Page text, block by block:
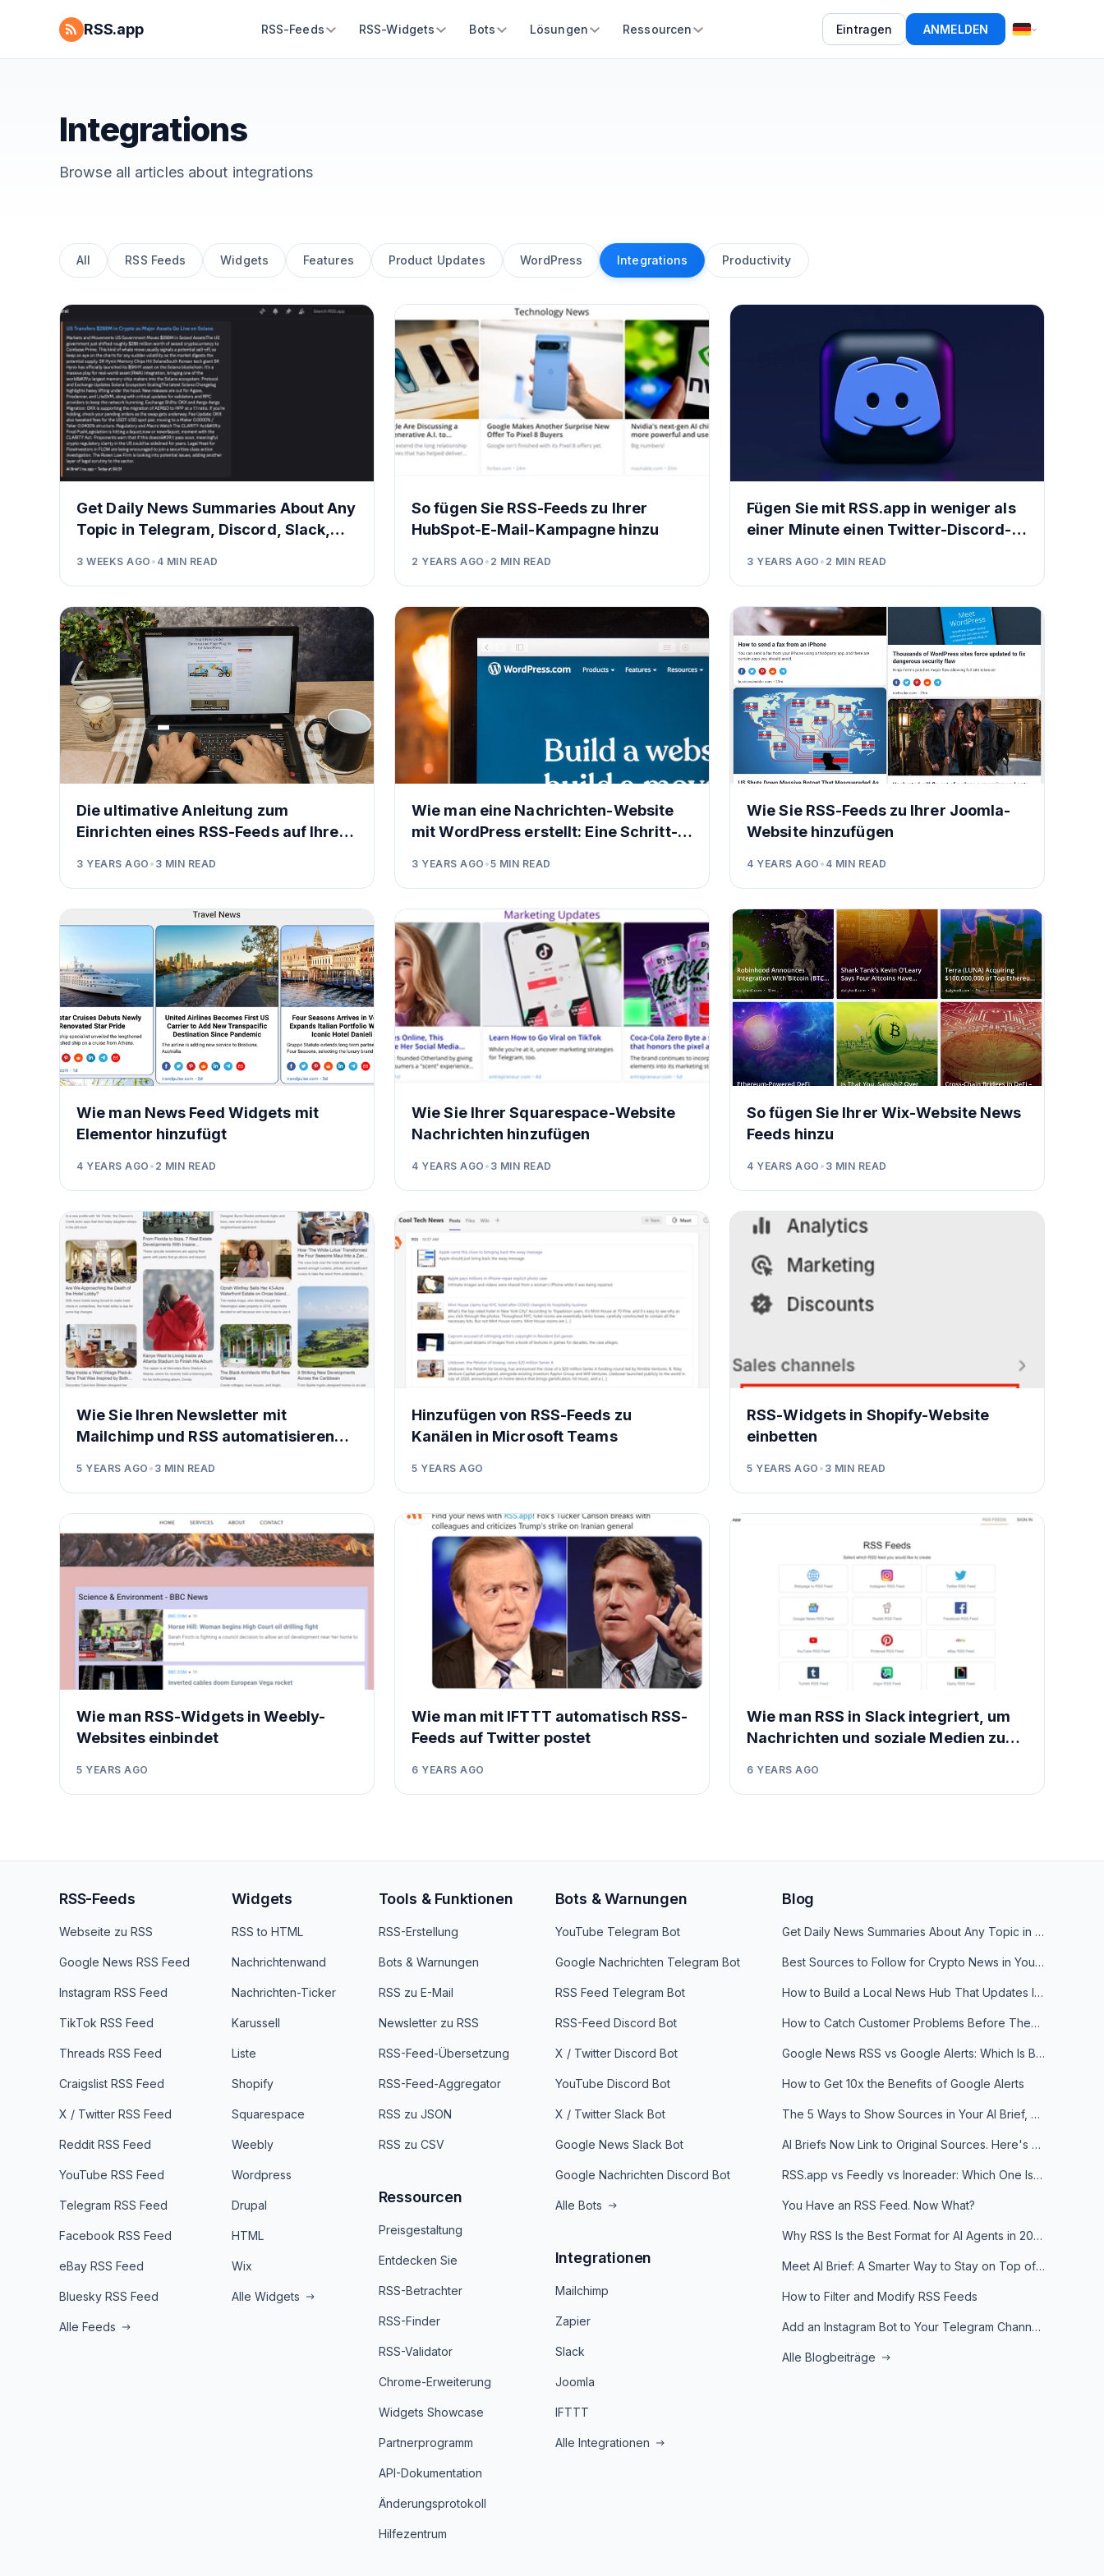
RSS.app RSS-Feeds RSS-Widgets Bots Lösungen Ressourcen Eintragen ANMELDEN
Integrations
Browse all articles about integrations
All RSS Feeds Widgets Features Product Updates WordPress Integrations Productivity
Get Daily News Summaries About Any
Topic in Telegram, Discord, Slack,
3 WEEKS AGO • 4 MIN READ
So fügen Sie RSS-Feeds zu Ihrer
HubSpot-E-Mail-Kampagne hinzu
2 YEARS AGO • 2 MIN READ
Fügen Sie mit RSS.app in weniger als
einer Minute einen Twitter-Discord-
3 YEARS AGO • 2 MIN READ
Die ultimative Anleitung zum
Einrichten eines RSS-Feeds auf Ihrer
3 YEARS AGO • 3 MIN READ
Wie man eine Nachrichten-Website
mit WordPress erstellt: Eine Schritt-
3 YEARS AGO •5 MIN READ
Wie Sie RSS-Feeds zu Ihrer Joomla-
Website hinzufügen
4 YEARS AGO • 4 MIN READ
Wie man News Feed Widgets mit
Elementor hinzufügt
4 YEARS AGO • 2 MIN READ
Wie Sie Ihrer Squarespace-Website
Nachrichten hinzufügen
4 YEARS AGO • 3 MIN READ
So fügen Sie Ihrer Wix-Website News
Feeds hinzu
4 YEARS AGO • 3 MIN READ
Wie Sie Ihren Newsletter mit
Mailchimp und RSS automatisieren
5 YEARS AGO • 3 MIN READ
Hinzufügen von RSS-Feeds zu
Kanälen in Microsoft Teams
5 YEARS AGO
RSS-Widgets in Shopify-Website
einbetten
5 YEARS AGO • 3 MIN READ
Wie man RSS-Widgets in Weebly-
Websites einbindet
5 YEARS AGO
Wie man mit IFTTT automatisch RSS-
Feeds auf Twitter postet
6 YEARS AGO
Wie man RSS in Slack integriert, um
Nachrichten und soziale Medien zu
6 YEARS AGO
RSS-Feeds
Webseite zu RSS
Google News RSS Feed
Instagram RSS Feed
TikTok RSS Feed
Threads RSS Feed
Craigslist RSS Feed
X / Twitter RSS Feed
Reddit RSS Feed
YouTube RSS Feed
Telegram RSS Feed
Facebook RSS Feed
eBay RSS Feed
Bluesky RSS Feed
Alle Feeds
Widgets
RSS to HTML
Nachrichtenwand
Nachrichten-Ticker
Karussell
Liste
Shopify
Squarespace
Weebly
Wordpress
Drupal
HTML
Wix
Alle Widgets
Tools & Funktionen
RSS-Erstellung
Bots & Warnungen
RSS zu E-Mail
Newsletter zu RSS
RSS-Feed-Übersetzung
RSS-Feed-Aggregator
RSS zu JSON
RSS zu CSV
Ressourcen
Preisgestaltung
Entdecken Sie
RSS-Betrachter
RSS-Finder
RSS-Validator
Chrome-Erweiterung
Widgets Showcase
Partnerprogramm
API-Dokumentation
Änderungsprotokoll
Hilfezentrum
Bots & Warnungen
YouTube Telegram Bot
Google Nachrichten Telegram Bot
RSS Feed Telegram Bot
RSS-Feed Discord Bot
X / Twitter Discord Bot
YouTube Discord Bot
X / Twitter Slack Bot
Google News Slack Bot
Google Nachrichten Discord Bot
Alle Bots
Integrationen
Mailchimp
Zapier
Slack
Joomla
IFTTT
Alle Integrationen
Blog
Get Daily News Summaries About Any Topic in Telegram, Discord, Slack, and Email
Best Sources to Follow for Crypto News in Your Reader (2026)
How to Build a Local News Hub That Updates Itself
How to Catch Customer Problems Before They Become Support Tickets
Google News RSS vs Google Alerts: Which Is Better for News Monitoring?
How to Get 10x the Benefits of Google Alerts
The 5 Ways to Show Sources in Your AI Brief, And When to Use Each
AI Briefs Now Link to Original Sources. Here's Why It Matters
RSS.app vs Feedly vs Inoreader: Which One Is Actually Right for You?
You Have an RSS Feed. Now What?
Why RSS Is the Best Format for AI Agents in 2026
Meet AI Brief: A Smarter Way to Stay on Top of Information
How to Filter and Modify RSS Feeds
Add an Instagram Bot to Your Telegram Channel, Group, or Topic
Alle Blogbeiträge